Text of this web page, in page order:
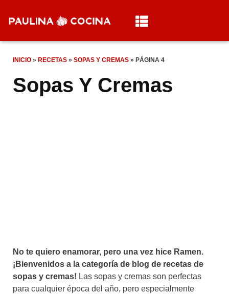
INICIO » RECETAS » SOPAS Y CREMAS » PÁGINA 4
Sopas Y Cremas
No te quiero enamorar, pero una vez hice Ramen.
¡Bienvenidos a la categoría de blog de recetas de
sopas y cremas! Las sopas y cremas son perfectas
para cualquier época del año, pero especialmente